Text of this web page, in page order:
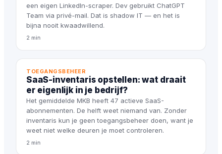
een eigen LinkedIn-scraper. Dev gebruikt ChatGPT
Team via privé-mail. Dat is shadow IT — en het is
bijna nooit kwaadwillend.
2 min
TOEGANGSBEHEER
SaaS-inventaris opstellen: wat draait
er eigenlijk in je bedrijf?
Het gemiddelde MKB heeft 47 actieve SaaS-
abonnementen. De helft weet niemand van. Zonder
inventaris kun je geen toegangsbeheer doen, want je
weet niet welke deuren je moet controleren.
2 min